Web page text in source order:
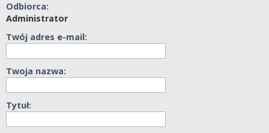
Odbiorca:
Administrator
Twój adres e-mail:
Twoja nazwa:
Tytuł: